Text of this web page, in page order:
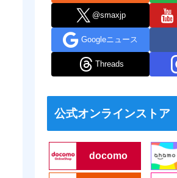
@smaxjp
Googleニュース
Threads
公式オンラインストア
docomo